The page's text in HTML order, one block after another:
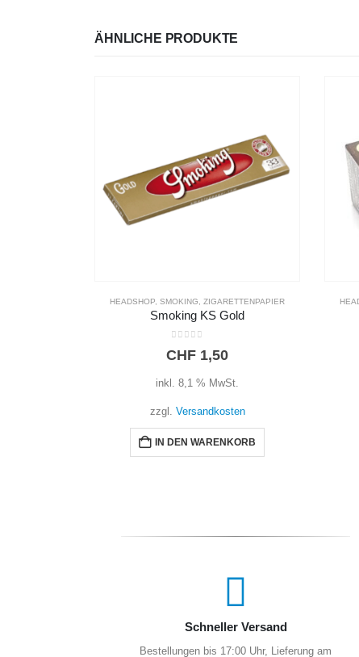
ÄHNLICHE PRODUKTE
HEADSHOP SMOKING ZIGARETTENPAPIER
Smoking Rolls Braun
CHF 3,00
inkl. 8,1 % MwSt.
zzgl. Versandkosten
IN DEN WARENKORB
Schneller Versand
Bestellungen bis 17:00 Uhr, Lieferung am